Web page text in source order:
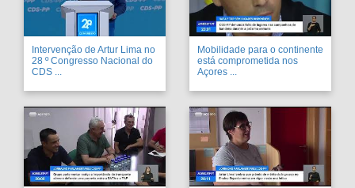
Intervenção de Artur Lima no
28 º Congresso Nacional do
CDS ...
Mobilidade para o continente
está comprometida nos
Açores ...